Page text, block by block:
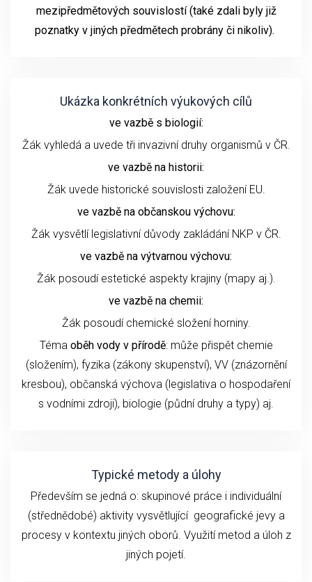
mezipředmětových souvislostí (také zdali byly již
poznatky v jiných předmětech probrány či nikoliv).
Ukázka konkrétních výukových cílů
ve vazbě s biologií:
Žák vyhledá a uvede tři invazivní druhy organismů v ČR.
ve vazbě na historii:
Žák uvede historické souvislosti založení EU.
ve vazbě na občanskou výchovu:
Žák vysvětlí legislativní důvody zakládání NKP v ČR.
ve vazbě na výtvarnou výchovu:
Žák posoudí estetické aspekty krajiny (mapy aj.).
ve vazbě na chemii:
Žák posoudí chemické složení horniny.
Téma oběh vody v přírodě: může přispět chemie
(složením), fyzika (zákony skupenství), VV (znázornění
kresbou), občanská výchova (legislativa o hospodaření
s vodními zdroji), biologie (půdní druhy a typy) aj.
Typické metody a úlohy
Především se jedná o: skupinové práce i individuální
(střednědobé) aktivity vysvětlující geografické jevy a
procesy v kontextu jiných oborů. Využití metod a úloh z
jiných pojetí.